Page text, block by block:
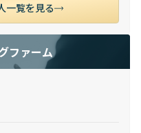
一覧を見る
ファーム